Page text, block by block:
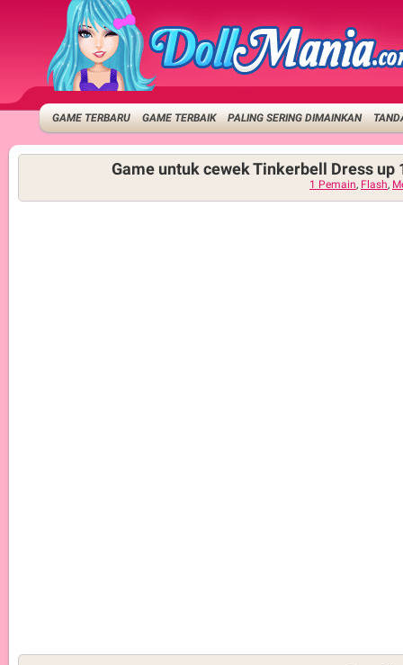
GAME TERBARU GAME TERBAIK PALING SERING DIMAINKAN
Game untuk cewek Tinkerbell Dress up
1 Pemain, Flash,